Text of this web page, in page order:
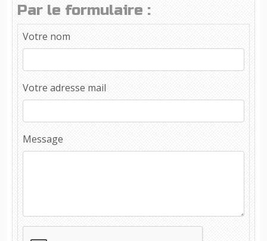
Par le formulaire :
Votre nom
Votre adresse mail
Message